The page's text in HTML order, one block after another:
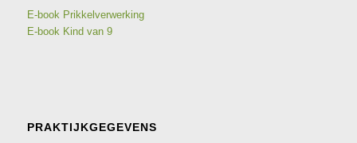
E-book Prikkelverwerking
E-book Kind van 9
PRAKTIJKGEGEVENS